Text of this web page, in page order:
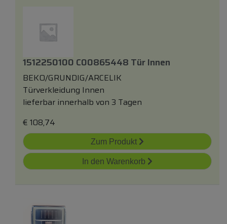
1512250100 C00865448 Tür Innen
BEKO/GRUNDIG/ARCELIK
Türverkleidung Innen
lieferbar innerhalb von 3 Tagen
€ 108,74
Zum Produkt
In den Warenkorb